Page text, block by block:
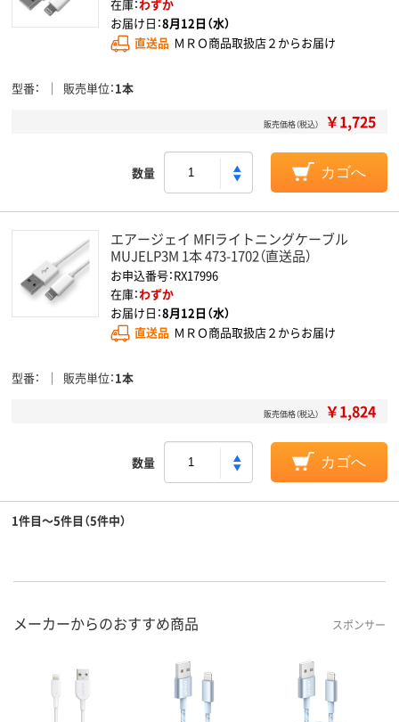
在庫：わずか
お届け日：8月12日（水）
直送品 ＭＲＯ商品取扱店２からお届け
型番 販売単位 1本
販売価格（税込） ￥1,725
数量 カゴへ
エアージェイ MFIライトニングケーブル
MUJELP3M 1本 473-1702（直送品）
お申込番号：RX17996
在庫：わずか
お届け日：8月12日（水）
直送品 ＭＲＯ商品取扱店２からお届け
型番 販売単位 1本
販売価格（税込） ￥1,824
数量 カゴへ
1件目～5件目（5件中）
メーカーからのおすすめ商品 スポンサー